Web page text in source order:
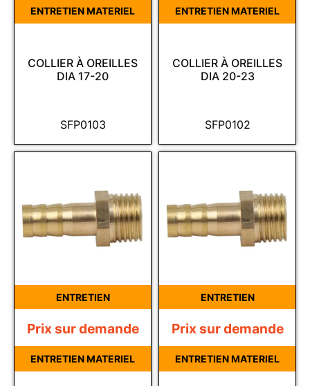
SFP0103
COLLIER À OREILLES
DIA 17-20
ENTRETIEN MATERIEL
SFP0102
COLLIER À OREILLES
DIA 20-23
ENTRETIEN MATERIEL
ENTRETIEN
Prix sur demande
ENTRETIEN MATERIEL
ENTRETIEN
Prix sur demande
ENTRETIEN MATERIEL